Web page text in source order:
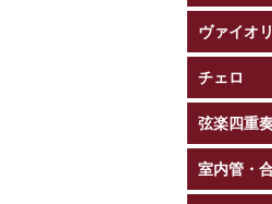
ヴァイオ
チェロ
弦楽四重
室内管・